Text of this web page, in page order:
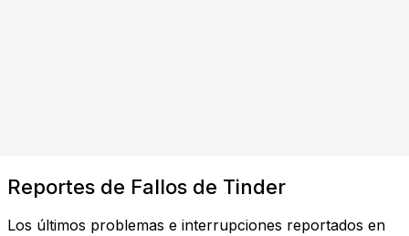
Reportes de Fallos de Tinder
Los últimos problemas e interrupciones reportados en